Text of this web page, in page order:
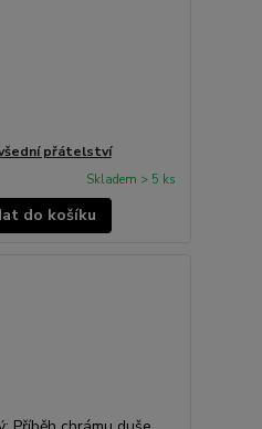
přátelství
Skladem > 5 ks
do košíku